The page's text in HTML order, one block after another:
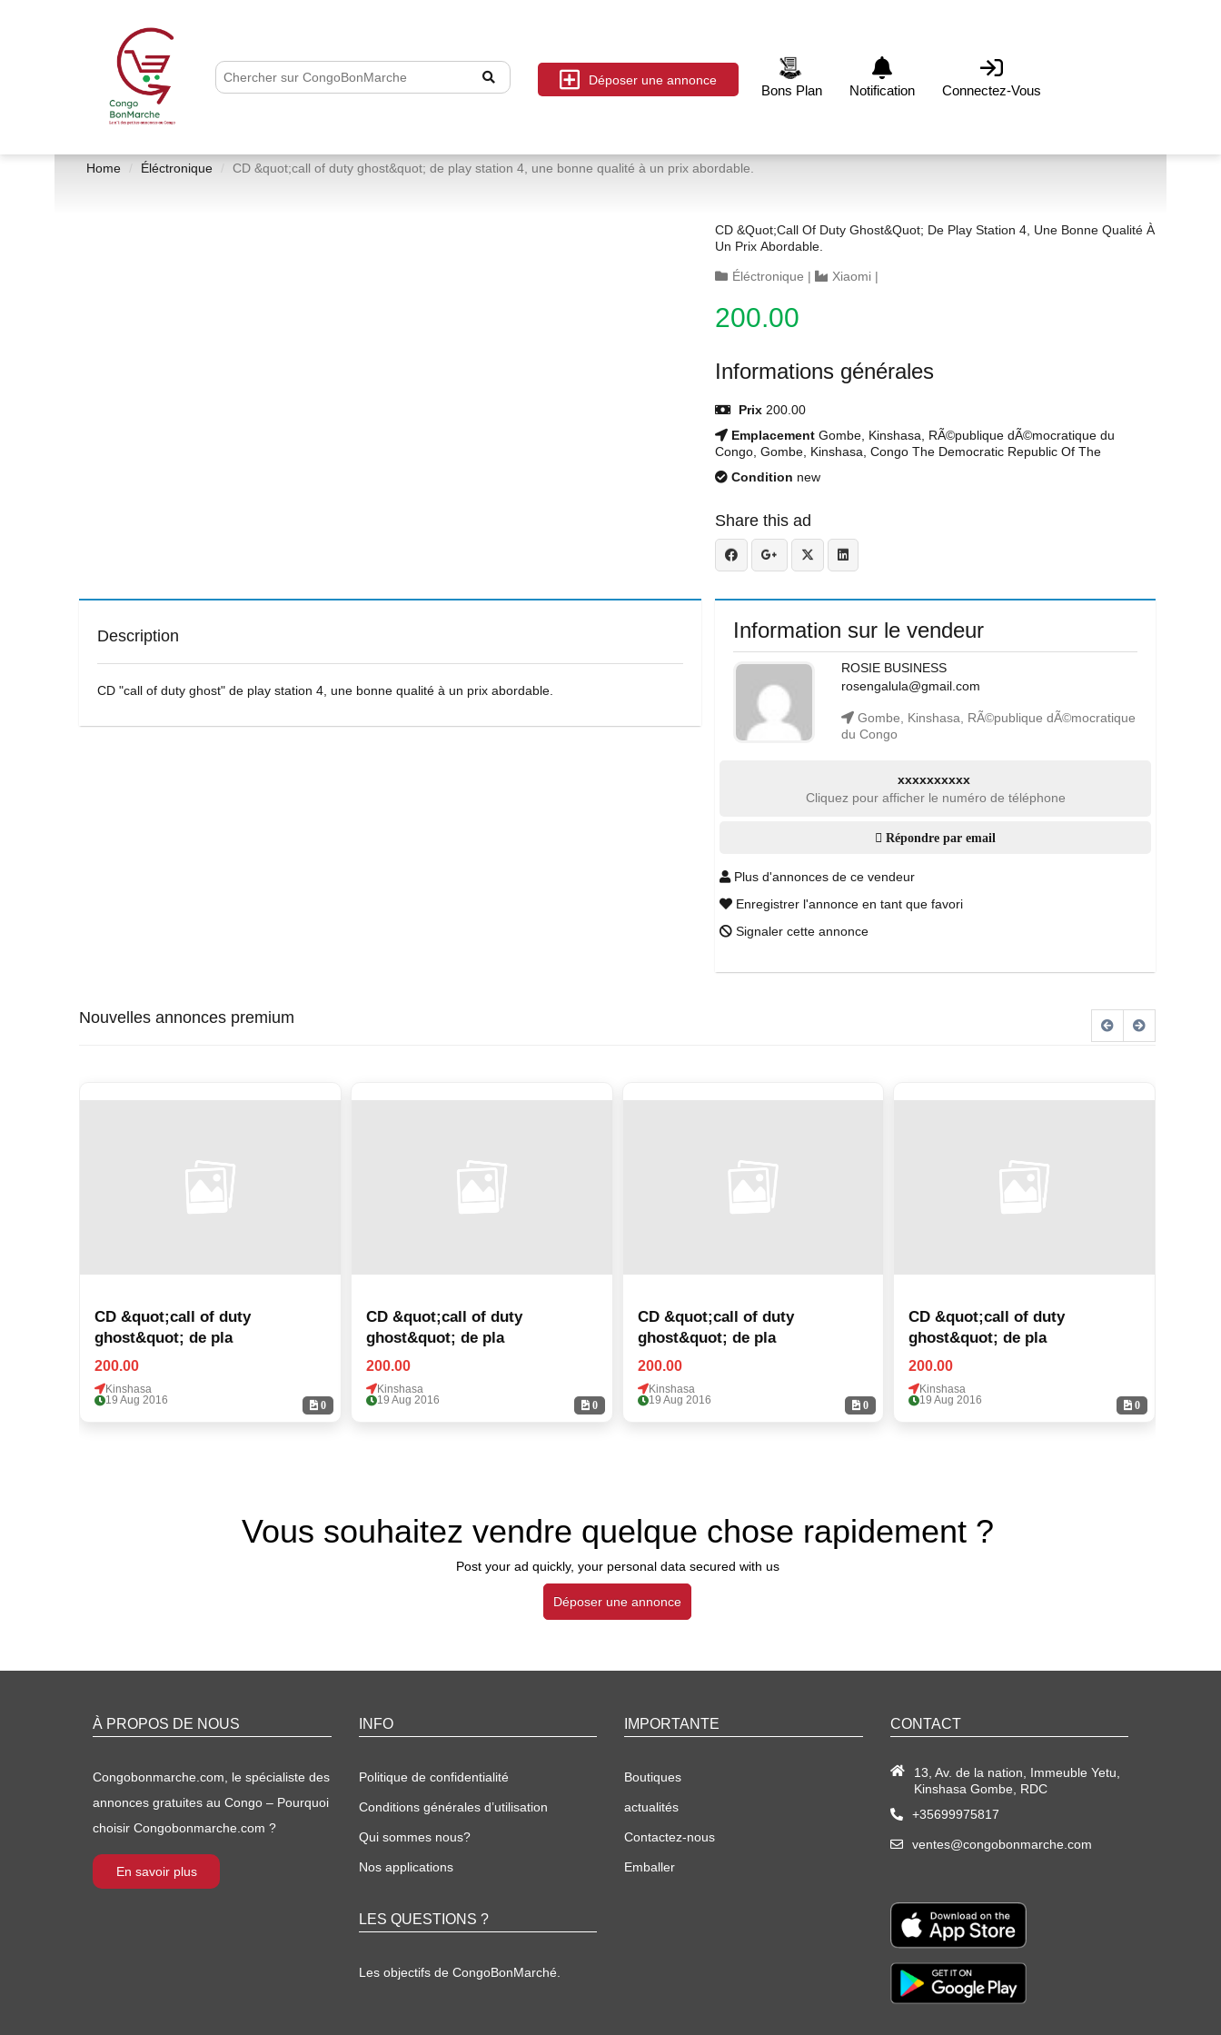
Déposer une annonce
Bons Plan Notification Connectez-Vous
Home Éléctronique CD &quot;call of duty ghost&quot; de play station 4, une bonne qualité à un prix abordable.
CD &quot;call Of Duty Ghost&quot; De Play Station 4, Une Bonne Qualité À
Un Prix Abordable.
Éléctronique | Xiaomi |
200.00
Informations générales
Prix 200.00
Emplacement Gombe, Kinshasa, RÃ©publique dÃ©mocratique du
Congo, Gombe, Kinshasa, Congo The Democratic Republic Of The
Condition new
Share this ad
Description
CD "call of duty ghost" de play station 4, une bonne qualité à un prix abordable.
Information sur le vendeur
ROSIE BUSINESS
rosengalula@gmail.com
Gombe, Kinshasa, RÃ©publique dÃ©mocratique
du Congo
xxxxxxxxxx
Cliquez pour afficher le numéro de téléphone
Répondre par email
Plus d'annonces de ce vendeur
Enregistrer l'annonce en tant que favori
Signaler cette annonce
Nouvelles annonces premium
0
CD &quot;call of duty
ghost&quot; de pla
200.00
Kinshasa
19 Aug 2016
0
CD &quot;call of duty
ghost&quot; de pla
200.00
Kinshasa
19 Aug 2016
0
CD &quot;call of duty
ghost&quot; de pla
200.00
Kinshasa
19 Aug 2016
0
CD &quot;call of duty
ghost&quot; de pla
200.00
Kinshasa
19 Aug 2016
Vous souhaitez vendre quelque chose rapidement ?
Post your ad quickly, your personal data secured with us
Déposer une annonce
À PROPOS DE NOUS
Congobonmarche.com, le spécialiste des
annonces gratuites au Congo – Pourquoi
choisir Congobonmarche.com ?
En savoir plus
INFO
Politique de confidentialité
Conditions générales d’utilisation
Qui sommes nous?
Nos applications
LES QUESTIONS ?
Les objectifs de CongoBonMarché.
IMPORTANTE
Boutiques
actualités
Contactez-nous
Emballer
CONTACT
13, Av. de la nation, Immeuble Yetu,
Kinshasa Gombe, RDC
+35699975817
ventes@congobonmarche.com